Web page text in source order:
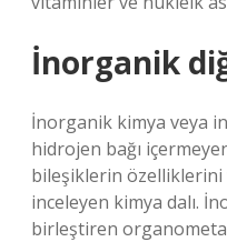
İnorganik
İnorganik kimya veya
hidrojen bağı
bileşiklerin özelliklerini
inceleyen kimya dalı.
birleştiren